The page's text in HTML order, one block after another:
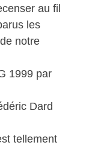
au fil
les
notre
1999 par
Dard
tellement